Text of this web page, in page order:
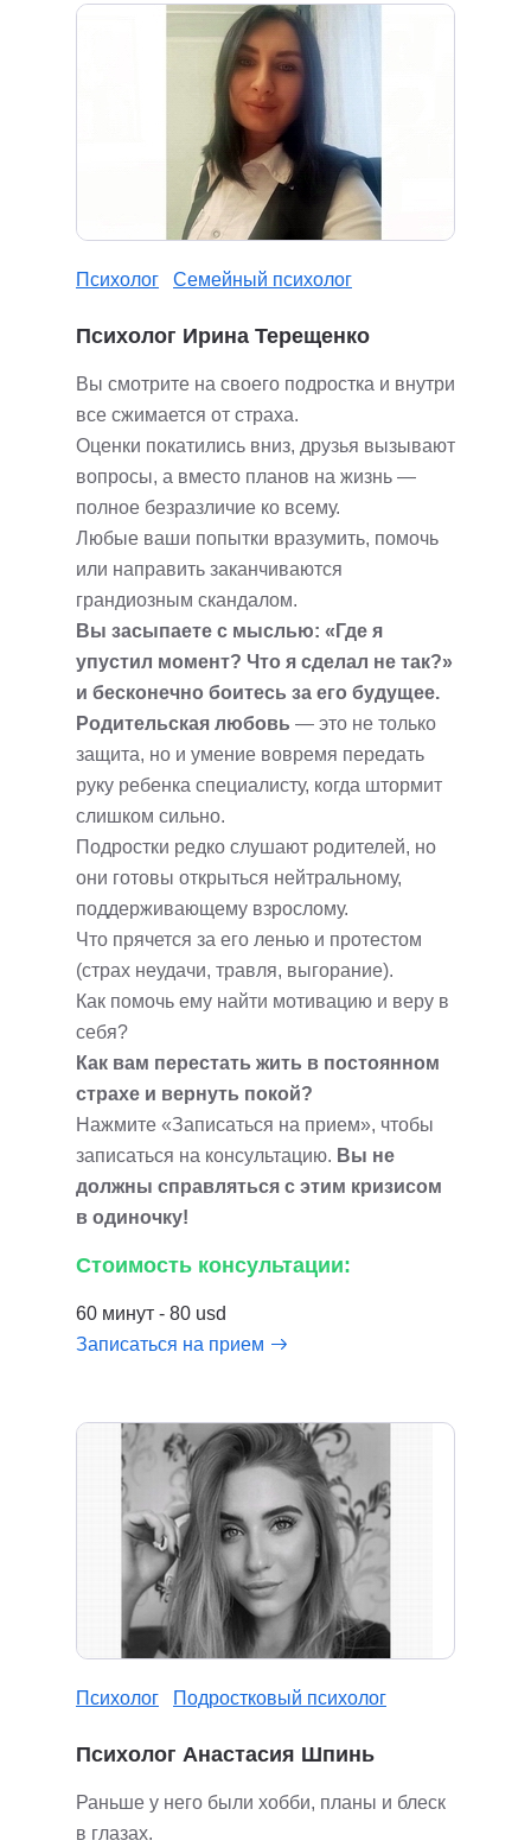
Психолог Семейный психолог
Психолог Ирина Терещенко
Вы смотрите на своего подростка и внутри
все сжимается от страха.
Оценки покатились вниз, друзья вызывают
вопросы, а вместо планов на жизнь —
полное безразличие ко всему.
Любые ваши попытки вразумить, помочь
или направить заканчиваются
грандиозным скандалом.
Вы засыпаете с мыслью: «Где я
упустил момент? Что я сделал не так?»
и бесконечно боитесь за его будущее.
Родительская любовь — это не только
защита, но и умение вовремя передать
руку ребенка специалисту, когда штормит
слишком сильно.
Подростки редко слушают родителей, но
они готовы открыться нейтральному,
поддерживающему взрослому.
Что прячется за его ленью и протестом
(страх неудачи, травля, выгорание).
Как помочь ему найти мотивацию и веру в
себя?
Как вам перестать жить в постоянном
страхе и вернуть покой?
Нажмите «Записаться на прием», чтобы
записаться на консультацию. Вы не
должны справляться с этим кризисом
в одиночку!
Стоимость консультации:
60 минут - 80 usd
Записаться на прием
Психолог Подростковый психолог
Психолог Анастасия Шпинь
Раньше у него были хобби, планы и блеск
в глазах.